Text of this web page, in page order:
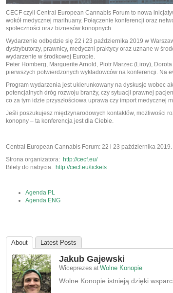
CECF czyli Central European Cannabis Forum to nowa
wokół medycznej marihuany. Połączenie konferencji oraz
społeczności oraz biznesów konopnych.
Wydarzenie odbędzie się 22 i 23 października 2019 w
dystrybutorzy, prawnicy, medyczni praktycy oraz uznane w
wydarzenie w środkowej Europie.
Peter Homberg, Marguerite Arnold, Piotr Marzec (Liroy),
pierwszych potwierdzonych wykładowców na konferencji.
Program wydarzenia jest ukierunkowany na dyskusje wobec
potencjalnych dróg rozwoju branży, czy sytuacji prawnej
co za tym idzie przyszłościowa uprawa czy import medycznej
Jeśli poszukujesz międzynarodowych kontaktów, możliwości
konopny – ta konferencja jest dla Ciebie.
Central European Cannabis Forum: 22 i 23 października 2019.
Strona organizatora: http://cecf.eu/
Bilety do nabycia: http://cecf.eu/tickets
Agenda PL
Agenda ENG
About Latest Posts
Jakub Gajewski
Wiceprezes at Wolne Konopie
Wolne Konopie istnieją dzięki